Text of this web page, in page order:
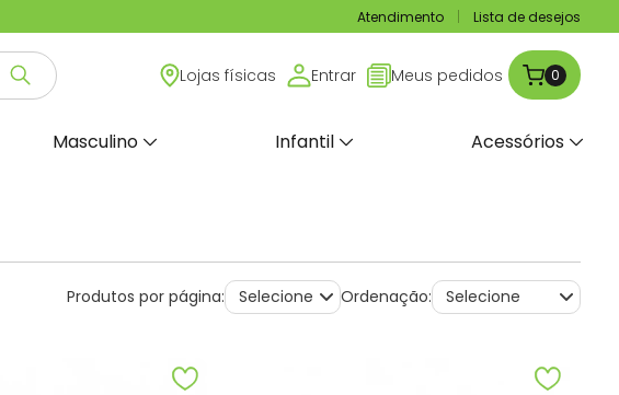
Atendimento Lista de desejos
Lojas físicas Entrar Meus pedidos 0
Masculino Infantil Acessórios
Produtos por página: Ordenação: